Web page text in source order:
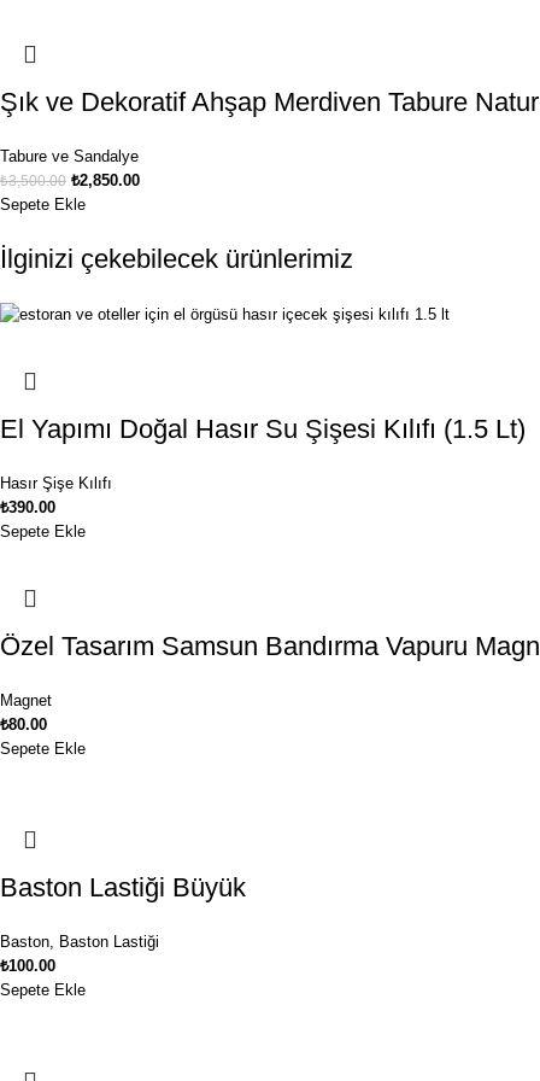
Şık ve Dekoratif Ahşap Merdiven Tabure
Tabure ve Sandalye
₺3,500.00 ₺2,850.00
Sepete Ekle
İlginizi çekebilecek ürünlerimiz
El Yapımı Doğal Hasır Su Şişesi Kılıfı (1.5 Lt)
Hasır Şişe Kılıfı
₺390.00
Sepete Ekle
Özel Tasarım Samsun Bandırma Vapuru
Magnet
₺80.00
Sepete Ekle
Baston Lastiği Büyük
Baston Baston Lastiği
₺100.00
Sepete Ekle